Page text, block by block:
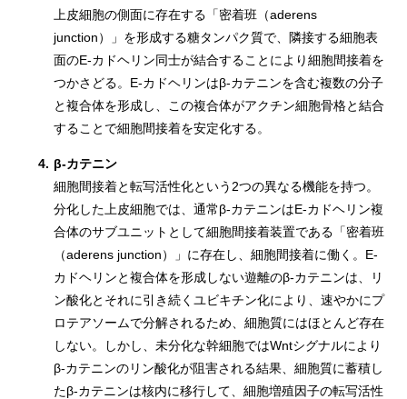
上皮細胞の側面に存在する「密着班（aderens
junction）」を形成する糖タンパク質で、隣接する細胞表
面のE-カドヘリン同士が結合することにより細胞間接着を
つかさどる。E-カドヘリンはβ-カテニンを含む複数の分子
と複合体を形成し、この複合体がアクチン細胞骨格と結合
することで細胞間接着を安定化する。
4. β-カテニン
細胞間接着と転写活性化という2つの異なる機能を持つ。
分化した上皮細胞では、通常β-カテニンはE-カドヘリン複
合体のサブユニットとして細胞間接着装置である「密着班
（aderens junction）」に存在し、細胞間接着に働く。E-
カドヘリンと複合体を形成しない遊離のβ-カテニンは、リ
ン酸化とそれに引き続くユビキチン化により、速やかにプ
ロテアソームで分解されるため、細胞質にはほとんど存在
しない。しかし、未分化な幹細胞ではWntシグナルにより
β-カテニンのリン酸化が阻害される結果、細胞質に蓄積し
たβ-カテニンは核内に移行して、細胞増殖因子の転写活性